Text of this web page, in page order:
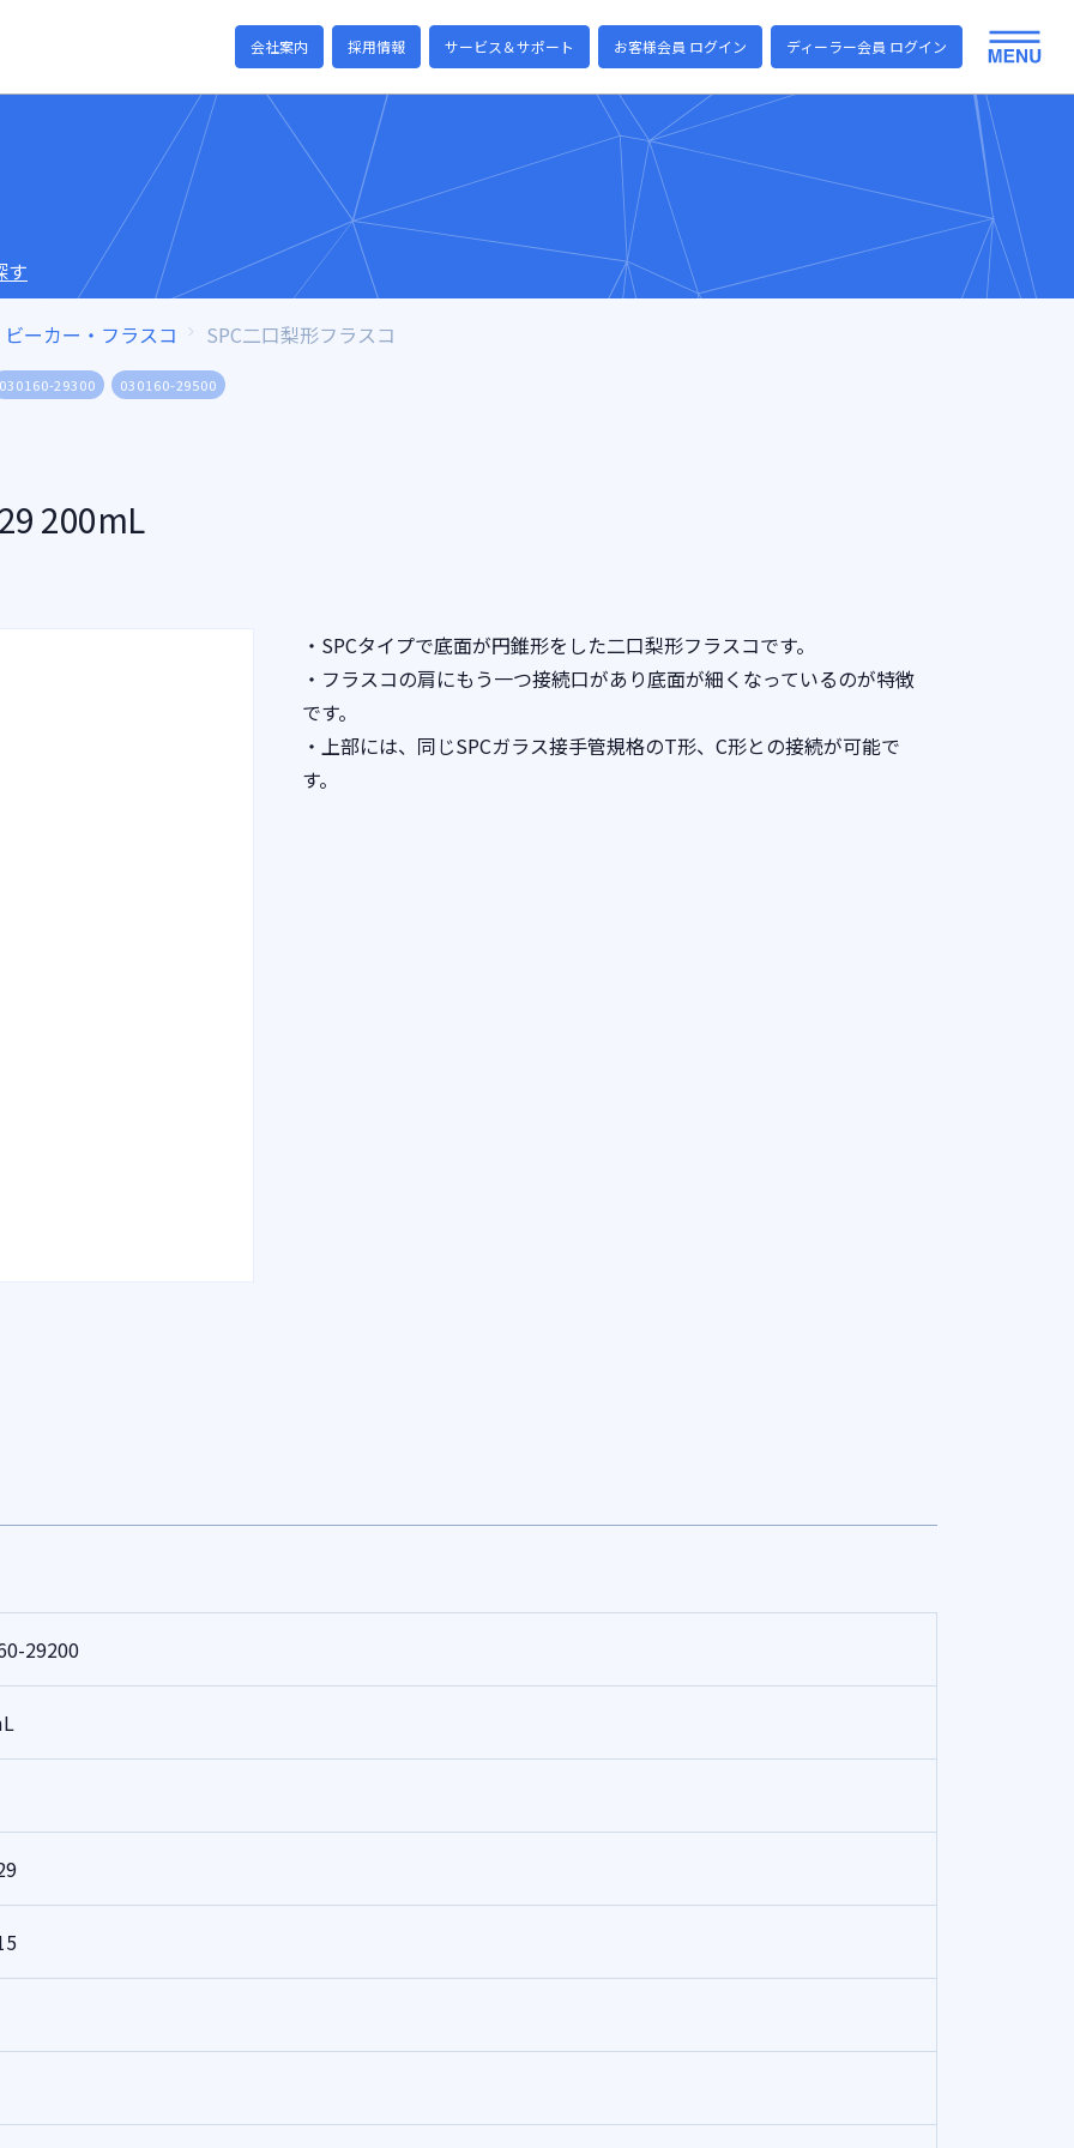
会社案内 採用情報 サービス＆サポート お客様会員 ログイン ディーラー会員 ログイン
す
ビーカー・フラスコ SPC二口梨形フラスコ
030160-29300 030160-29500
200mL
・SPCタイプで底面が円錐形をした二口梨形フラスコです。
・フラスコの肩にもう一つ接続口があり底面が細くなっているのが特徴
です。
・上部には、同じSPCガラス接手管規格のT形、C形との接続が可能で
す。
29200